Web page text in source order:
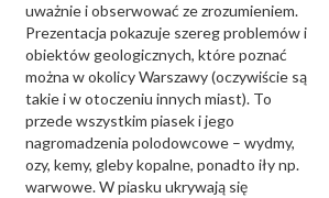
uważnie i obserwować ze zrozumieniem.
Prezentacja pokazuje szereg problemów i
obiektów geologicznych, które poznać
można w okolicy Warszawy (oczywiście są
takie i w otoczeniu innych miast). To
przede wszystkim piasek i jego
nagromadzenia polodowcowe – wydmy,
ozy, kemy, gleby kopalne, ponadto iły np.
warwowe. W piasku ukrywają się